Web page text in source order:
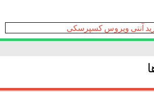
آنتی ویروس کسپرسکی